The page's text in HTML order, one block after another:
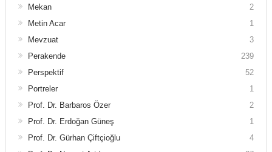
Mekan
2
Metin Acar
1
Mevzuat
3
Perakende
239
Perspektif
52
Portreler
1
Prof. Dr. Barbaros Özer
2
Prof. Dr. Erdoğan Güneş
1
Prof. Dr. Gürhan Çiftçioğlu
4